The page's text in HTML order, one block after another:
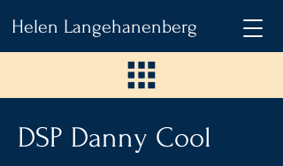
Helen Langehanenberg
DSP Danny Cool